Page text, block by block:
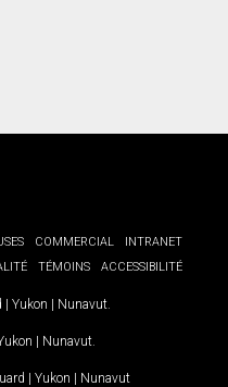
COMMERCIAL
INTRANET
TÉMOINS ACCESSIBILITÉ
| Yukon | Nunavut
| Nunavut
| Yukon | Nunavut